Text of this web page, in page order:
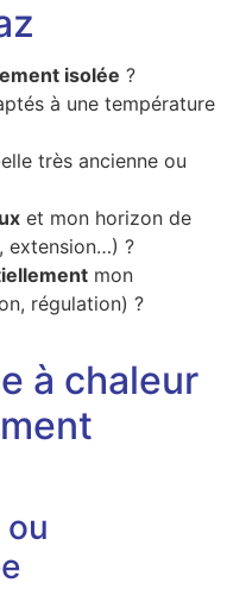
isolée ?
à une température
très ancienne ou
et mon horizon de
extension…) ?
mon
régulation) ?
à chaleur